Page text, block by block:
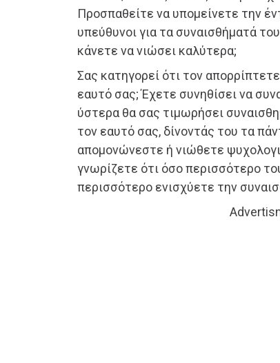
Προσπαθείτε να υπομείνετε την
υπεύθυνοι για τα συναισθήματά
κάνετε να νιώσει καλύτερα;
Σας κατηγορεί ότι τον
εαυτό σας; Έχετε συνηθίσει να
ύστερα θα σας τιμωρήσει
τον εαυτό σας, δίνοντάς του τα
απομονώνεστε ή νιώθετε
γνωρίζετε ότι όσο περισσότερο
περισσότερο ενισχύετε την